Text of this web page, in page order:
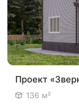
Проект
136 м²